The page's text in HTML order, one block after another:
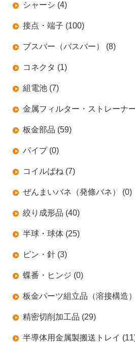
シャーシ (4)
接点・端子 (100)
ブスバー（バスバー） (8)
コネクタ (1)
組電池 (7)
金属フィルター・ストレーナ
板金部品 (59)
パイプ (0)
コイルばね (7)
ぜんまいバネ（発條バネ） (0)
絞り成形品 (40)
半球・球体 (25)
ピン・針 (3)
蝶番・ヒンジ (0)
板金パーツ組立品（溶接構造
精密切削加工品 (29)
半導体用金属製搬送トレイ